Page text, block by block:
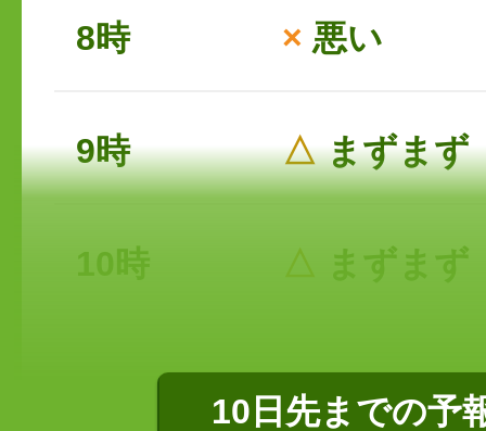
8時 × 悪い
9時 △まずまず
10時 △ まずまず
10日先までの予